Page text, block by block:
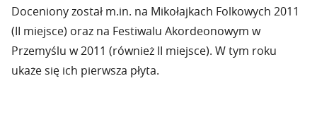
Doceniony został m.in. na Mikołajkach Folkowych 2011
(II miejsce) oraz na Festiwalu Akordeonowym w
Przemyślu w 2011 (również II miejsce). W tym roku
ukaże się ich pierwsza płyta.